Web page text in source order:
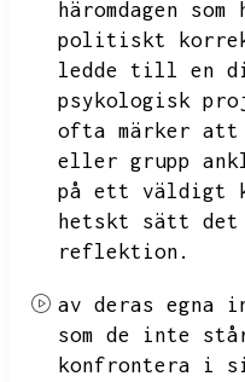
häromdagen
politiskt
ledde till en
psykologisk
ofta märker att
eller grupp
på ett väldigt
hetskt sätt det
reflektion.
av deras egna
som de inte
konfrontera i